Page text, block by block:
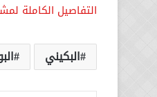
التفاصيل الكاملة
البكيني